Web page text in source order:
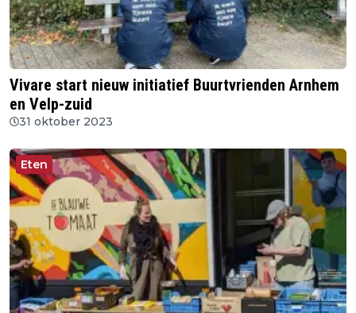
Vivare start nieuw initiatief Buurtvrienden Arnhem
en Velp-zuid
31 oktober 2023
Eten